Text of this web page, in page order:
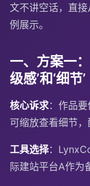
文不讲空话，直
例展示。
一、方案一
级感’和‘细节’
核心诉求：作品
可缩放查看细节，
工具选择：
际建站平台A作为